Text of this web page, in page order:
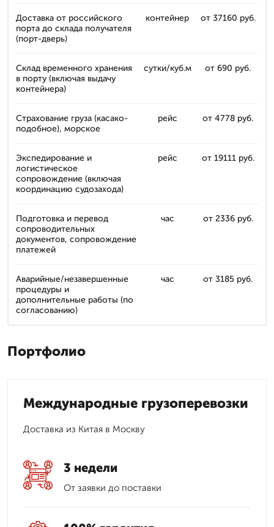
Доставка от российского
порта до склада получателя
(порт-дверь)
контейнер от 37160 руб.
Склад временного хранения
в порту (включая выдачу
контейнера)
сутки/куб.м от 690 руб.
Страхование груза (касако-
подобное), морское
рейс от 4778 руб.
Экспедирование и
логистическое
сопровождение (включая
координацию судозахода)
рейс от 19111 руб.
Подготовка и перевод
сопроводительных
документов, сопровождение
платежей
час от 2336 руб.
Аварийные/незавершенные
процедуры и
дополнительные работы (по
согласованию)
час от 3185 руб.
Портфолио
Международные грузоперевозки
Доставка из Китая в Москву
3 недели
От заявки до поставки